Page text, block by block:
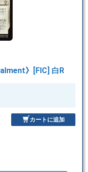
》[FIC] 白R
カートに追加